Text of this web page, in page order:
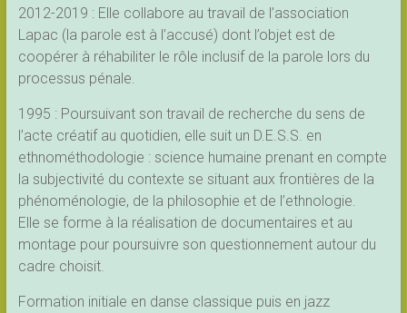
2012-2019 : Elle collabore au travail de l’association
Lapac (la parole est à l’accusé) dont l’objet est de
coopérer à réhabiliter le rôle inclusif de la parole lors du
processus pénale.
1995 : Poursuivant son travail de recherche du sens de
l’acte créatif au quotidien, elle suit un D.E.S.S. en
ethnométhodologie : science humaine prenant en compte
la subjectivité du contexte se situant aux frontières de la
phénoménologie, de la philosophie et de l’ethnologie.
Elle se forme à la réalisation de documentaires et au
montage pour poursuivre son questionnement autour du
cadre choisit.
Formation initiale en danse classique puis en jazz